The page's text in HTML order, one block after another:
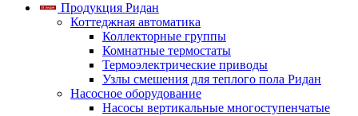
Продукция Ридан
Коттеджная автоматика
Коллекторные группы
Комнатные термостаты
Термоэлектрические приводы
Узлы смешения для теплого пола Ридан
Насосное оборудование
Насосы вертикальные многоступенчатые